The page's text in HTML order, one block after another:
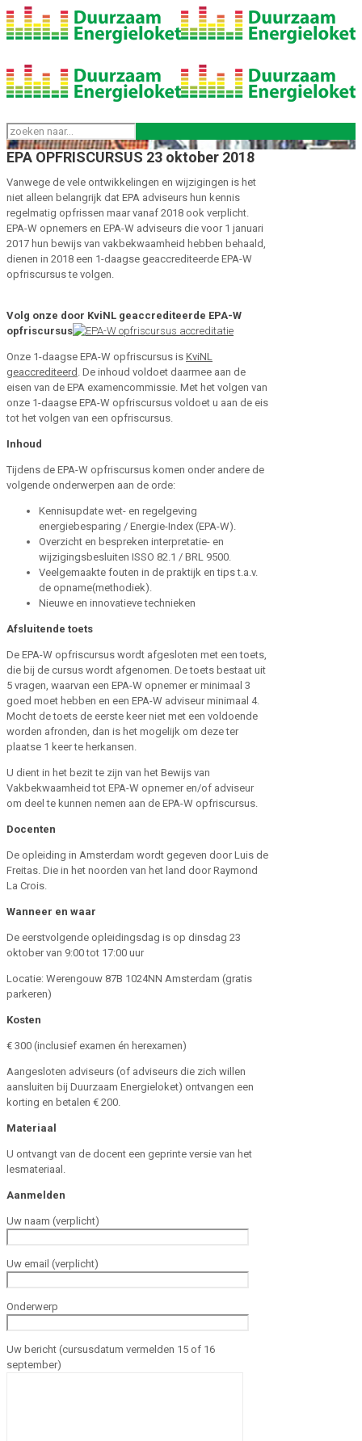
EPA OPFRISCURSUS 23 oktober 2018
Vanwege de vele ontwikkelingen en wijzigingen is het
niet alleen belangrijk dat EPA adviseurs hun kennis
regelmatig opfrissen maar vanaf 2018 ook verplicht.
EPA-W opnemers en EPA-W adviseurs die voor 1 januari
2017 hun bewijs van vakbekwaamheid hebben behaald,
dienen in 2018 een 1-daagse geaccrediteerde EPA-W
opfriscursus te volgen.
Volg onze door KviNL geaccrediteerde EPA-W
opfriscursus
Onze 1-daagse EPA-W opfriscursus is KviNL
geaccrediteerd . De inhoud voldoet daarmee aan de
eisen van de EPA examencommissie. Met het volgen van
onze 1-daagse EPA-W opfriscursus voldoet u aan de eis
tot het volgen van een opfriscursus.
Inhoud
Tijdens de EPA-W opfriscursus komen onder andere de
volgende onderwerpen aan de orde:
Kennisupdate wet- en regelgeving
energiebesparing / Energie-Index (EPA-W).
Overzicht en bespreken interpretatie- en
wijzigingsbesluiten ISSO 82.1 / BRL 9500.
Veelgemaakte fouten in de praktijk en tips t.a.v.
de opname(methodiek).
Nieuwe en innovatieve technieken
Afsluitende toets
De EPA-W opfriscursus wordt afgesloten met een toets,
die bij de cursus wordt afgenomen. De toets bestaat uit
5 vragen, waarvan een EPA-W opnemer er minimaal 3
goed moet hebben en een EPA-W adviseur minimaal 4.
Mocht de toets de eerste keer niet met een voldoende
worden afronden, dan is het mogelijk om deze ter
plaatse 1 keer te herkansen.
U dient in het bezit te zijn van het Bewijs van
Vakbekwaamheid tot EPA-W opnemer en/of adviseur
om deel te kunnen nemen aan de EPA-W opfriscursus.
Docenten
De opleiding in Amsterdam wordt gegeven door Luis de
Freitas. Die in het noorden van het land door Raymond
La Crois.
Wanneer en waar
De eerstvolgende opleidingsdag is op dinsdag 23
oktober van 9:00 tot 17:00 uur
Locatie: Werengouw 87B 1024NN Amsterdam (gratis
parkeren)
Kosten
€ 300 (inclusief examen én herexamen)
Aangesloten adviseurs (of adviseurs die zich willen
aansluiten bij Duurzaam Energieloket) ontvangen een
korting en betalen € 200.
Materiaal
U ontvangt van de docent een geprinte versie van het
lesmateriaal.
Aanmelden
Uw naam (verplicht)
Uw email (verplicht)
Onderwerp
Uw bericht (cursusdatum vermelden 15 of 16
september)